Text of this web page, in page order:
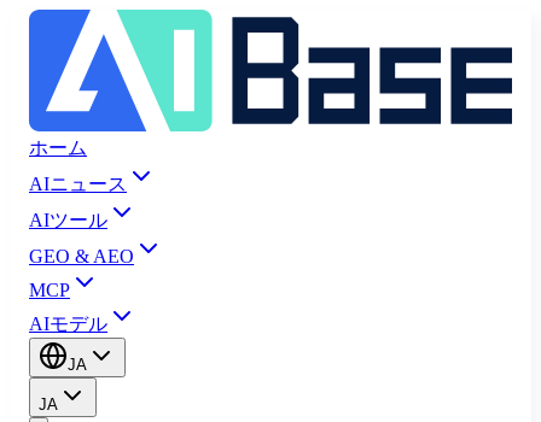
ホーム
AIニュース
AIツール
GEO & AEO
MCP
AIモデル
JA
JA